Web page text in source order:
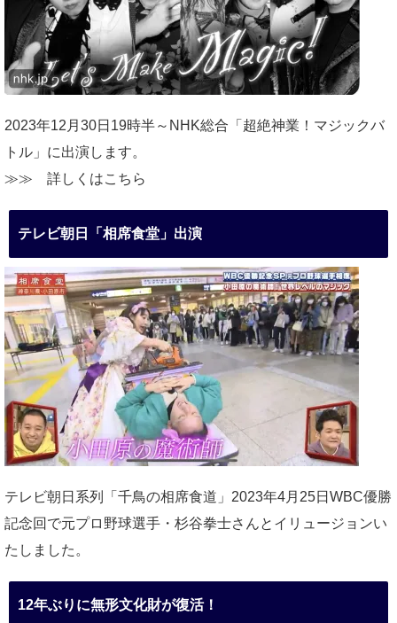
2023年12月30日19時半～NHK総合「超絶神業！マジックバ
トル」に出演します。
≫≫ 詳しくはこちら
テレビ朝日「相席食堂」出演
テレビ朝日系列「千鳥の相席食道」2023年4月25日WBC優勝
記念回で元プロ野球選手・杉谷拳士さんとイリュージョンい
たしました。
12年ぶりに無形文化財が復活！